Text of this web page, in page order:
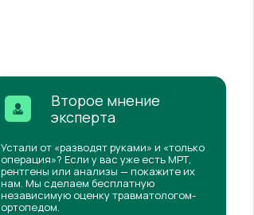
Второе мнение
эксперта
Устали от «разводят руками» и «только
операция»? Если у вас уже есть МРТ,
рентгены или анализы — покажите их
нам. Мы сделаем бесплатную
независимую оценку травматологом-
ортопедом.